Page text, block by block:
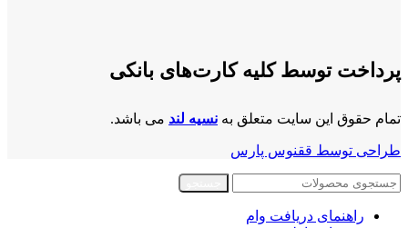
پرداخت توسط کلیه کارت‌های بانکی
تمام حقوق این سایت متعلق به نسیه لند می باشد.
طراحی توسط ققنوس پارس
راهنمای دریافت وام